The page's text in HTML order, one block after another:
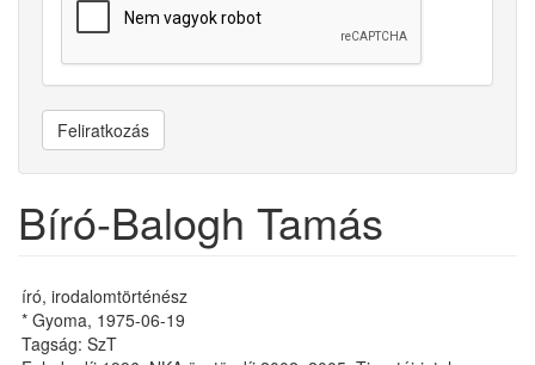
Feliratkozás
Bíró-Balogh Tamás
író, irodalomtörténész
* Gyoma, 1975-06-19
Tagság: SzT